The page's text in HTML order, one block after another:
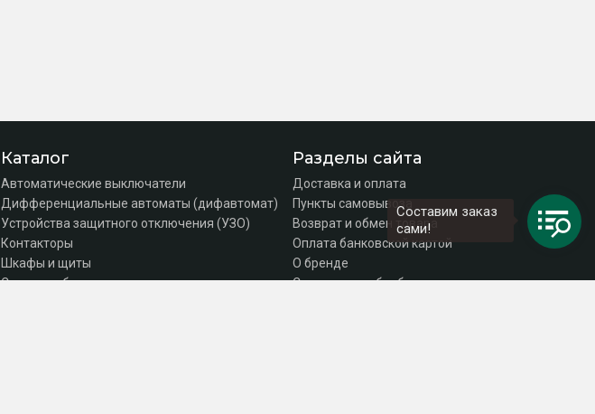
Каталог
Автоматические выключатели
Дифференциальные автоматы (дифавтомат)
Устройства защитного отключения (УЗО)
Контакторы
Шкафы и щиты
Силовое оборудование
Разделы сайта
Доставка и оплата
Пункты самовывоза
Возврат и обмен товара
Оплата банковской картой
О бренде
Согласие на обработку персональных данных
Составим заказ
сами!